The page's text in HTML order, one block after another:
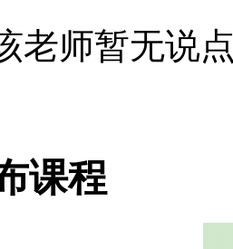
老师暂无说
课程